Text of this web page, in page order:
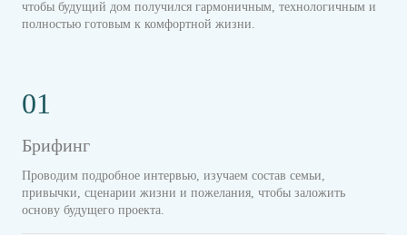
чтобы будущий дом получился гармоничным, технологичным и
полностью готовым к комфортной жизни.
01
Брифинг
Проводим подробное интервью, изучаем состав семьи,
привычки, сценарии жизни и пожелания, чтобы заложить
основу будущего проекта.